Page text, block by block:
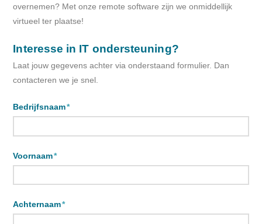
overnemen? Met onze remote software zijn we onmiddellijk
virtueel ter plaatse!
Interesse in IT ondersteuning?
Laat jouw gegevens achter via onderstaand formulier. Dan
contacteren we je snel.
Bedrijfsnaam*
Voornaam*
Achternaam*